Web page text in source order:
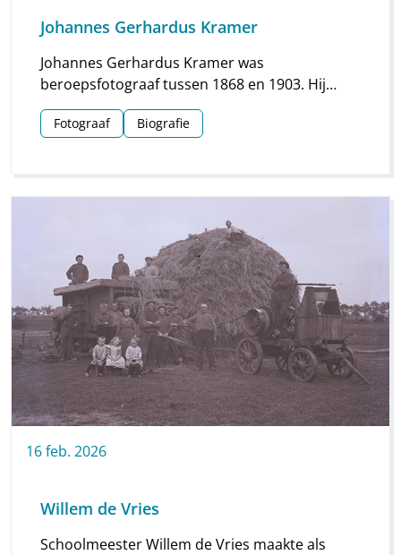
Johannes Gerhardus Kramer
Johannes Gerhardus Kramer was
beroepsfotograaf tussen 1868 en 1903. Hij
maakte vooral foto’s in Groningen, maar hij
streek ook meermaals neer in Drenthe. Vooral
Fotograaf Biografie
16feb. 2026
Willem de Vries
Schoolmeester Willem de Vries maakte als